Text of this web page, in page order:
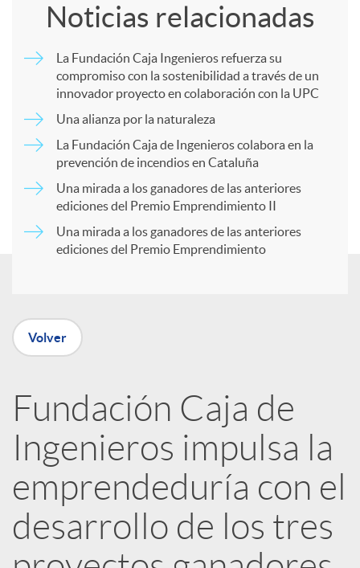
d
o
m
a
r
t
r
e
n
R
e
Noticias relacionadas
La Fundación Caja Ingenieros refuerza su
compromiso con la sostenibilidad a través de un
innovador proyecto en colaboración con la UPC
Una alianza por la naturaleza
La Fundación Caja de Ingenieros colabora en la
prevención de incendios en Cataluña
Una mirada a los ganadores de las anteriores
ediciones del Premio Emprendimiento II
Una mirada a los ganadores de las anteriores
ediciones del Premio Emprendimiento
Volver
Fundación Caja de
Ingenieros impulsa la
emprendeduría con el
desarrollo de los tres